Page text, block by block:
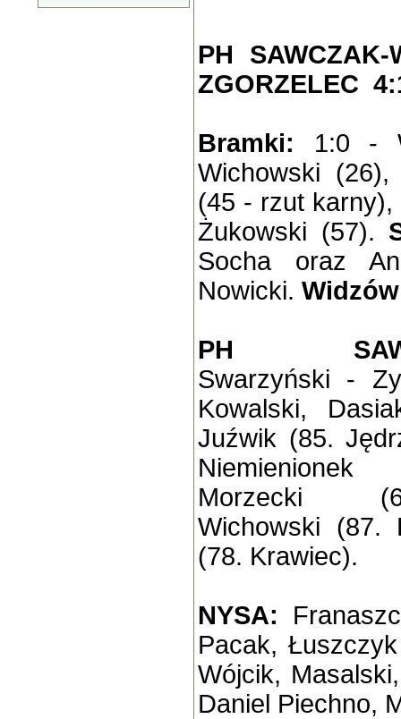
PH
ZGORZELEC
Bramki: 1:0 -
Wichowski
(45 - rzut
Żukowski (57).
Socha oraz
Nowicki.
PH
Swarzyński -
Kowalski,
Juźwik (85.
Morzecki
Wichowski (87.
(78. Krawiec).
NYSA:
Pacak,
Wójcik,
Daniel Piechno,